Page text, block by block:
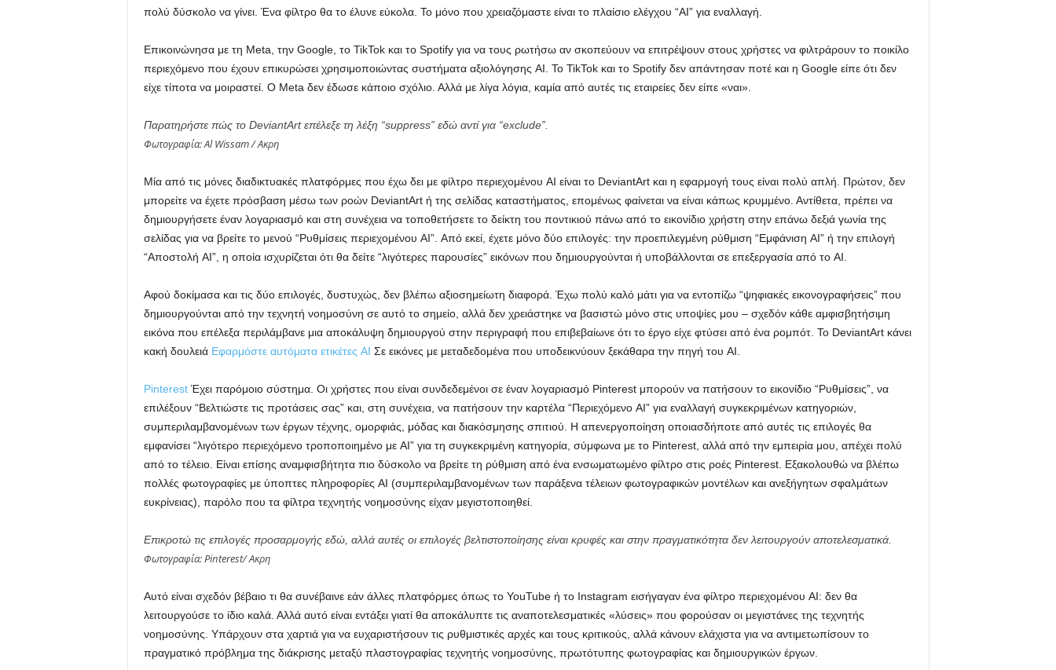
πολύ δύσκολο να γίνει. Ένα φίλτρο θα το έλυνε εύκολα. Το μόνο που χρειαζόμαστε είναι το πλαίσιο ελέγχου “AI” για εναλλαγή.
Επικοινώνησα με τη Meta, την Google, το TikTok και το Spotify για να τους ρωτήσω αν σκοπεύουν να επιτρέψουν στους χρήστες να φιλτράρουν το ποικίλο
περιεχόμενο που έχουν επικυρώσει χρησιμοποιώντας συστήματα αξιολόγησης AI. Το TikTok και το Spotify δεν απάντησαν ποτέ και η Google είπε ότι δεν
είχε τίποτα να μοιραστεί. Ο Meta δεν έδωσε κάποιο σχόλιο. Αλλά με λίγα λόγια, καμία από αυτές τις εταιρείες δεν είπε «ναι».
Παρατηρήστε πώς το DeviantArt επέλεξε τη λέξη “suppress” εδώ αντί για “exclude”.
Φωτογραφία: Al Wissam /Ακρη
Μία από τις μόνες διαδικτυακές πλατφόρμες που έχω δει με φίλτρο περιεχομένου AI είναι το DeviantArt και η εφαρμογή τους είναι πολύ απλή. Πρώτον, δεν
μπορείτε να έχετε πρόσβαση μέσω των ροών DeviantArt ή της σελίδας καταστήματος, επομένως φαίνεται να είναι κάπως κρυμμένο. Αντίθετα, πρέπει να
δημιουργήσετε έναν λογαριασμό και στη συνέχεια να τοποθετήσετε το δείκτη του ποντικιού πάνω από το εικονίδιο χρήστη στην επάνω δεξιά γωνία της
σελίδας για να βρείτε το μενού “Ρυθμίσεις περιεχομένου AI”. Από εκεί, έχετε μόνο δύο επιλογές: την προεπιλεγμένη ρύθμιση “Εμφάνιση AI” ή την επιλογή
“Αποστολή AI”, η οποία ισχυρίζεται ότι θα δείτε “λιγότερες παρουσίες” εικόνων που δημιουργούνται ή υποβάλλονται σε επεξεργασία από το AI.
Αφού δοκίμασα και τις δύο επιλογές, δυστυχώς, δεν βλέπω αξιοσημείωτη διαφορά. Έχω πολύ καλό μάτι για να εντοπίζω “ψηφιακές εικονογραφήσεις” που
δημιουργούνται από την τεχνητή νοημοσύνη σε αυτό το σημείο, αλλά δεν χρειάστηκε να βασιστώ μόνο στις υποψίες μου – σχεδόν κάθε αμφισβητήσιμη
εικόνα που επέλεξα περιλάμβανε μια αποκάλυψη δημιουργού στην περιγραφή που επιβεβαίωνε ότι το έργο είχε φτύσει από ένα ρομπότ. Το DeviantArt κάνει
κακή δουλειά Εφαρμόστε αυτόματα ετικέτες AI Σε εικόνες με μεταδεδομένα που υποδεικνύουν ξεκάθαρα την πηγή του AI.
PinterestΈχει παρόμοιο σύστημα. Οι χρήστες που είναι συνδεδεμένοι σε έναν λογαριασμό Pinterest μπορούν να πατήσουν το εικονίδιο “Ρυθμίσεις”, να
επιλέξουν “Βελτιώστε τις προτάσεις σας” και, στη συνέχεια, να πατήσουν την καρτέλα “Περιεχόμενο AI” για εναλλαγή συγκεκριμένων κατηγοριών,
συμπεριλαμβανομένων των έργων τέχνης, ομορφιάς, μόδας και διακόσμησης σπιτιού. Η απενεργοποίηση οποιασδήποτε από αυτές τις επιλογές θα
εμφανίσει “λιγότερο περιεχόμενο τροποποιημένο με AI” για τη συγκεκριμένη κατηγορία, σύμφωνα με το Pinterest, αλλά από την εμπειρία μου, απέχει πολύ
από το τέλειο. Είναι επίσης αναμφισβήτητα πιο δύσκολο να βρείτε τη ρύθμιση από ένα ενσωματωμένο φίλτρο στις ροές Pinterest. Εξακολουθώ να βλέπω
πολλές φωτογραφίες με ύποπτες πληροφορίες AI (συμπεριλαμβανομένων των παράξενα τέλειων φωτογραφικών μοντέλων και ανεξήγητων σφαλμάτων
ευκρίνειας), παρόλο που τα φίλτρα τεχνητής νοημοσύνης είχαν μεγιστοποιηθεί.
Επικροτώ τις επιλογές προσαρμογής εδώ, αλλά αυτές οι επιλογές βελτιστοποίησης είναι κρυφές και στην πραγματικότητα δεν λειτουργούν αποτελεσματικά.
Φωτογραφία: Pinterest/Ακρη
Αυτό είναι σχεδόν βέβαιο τι θα συνέβαινε εάν άλλες πλατφόρμες όπως το YouTube ή το Instagram εισήγαγαν ένα φίλτρο περιεχομένου AI: δεν θα
λειτουργούσε το ίδιο καλά. Αλλά αυτό είναι εντάξει γιατί θα αποκάλυπτε τις αναποτελεσματικές «λύσεις» που φορούσαν οι μεγιστάνες της τεχνητής
νοημοσύνης. Υπάρχουν στα χαρτιά για να ευχαριστήσουν τις ρυθμιστικές αρχές και τους κριτικούς, αλλά κάνουν ελάχιστα για να αντιμετωπίσουν το
πραγματικό πρόβλημα της διάκρισης μεταξύ πλαστογραφίας τεχνητής νοημοσύνης, πρωτότυπης φωτογραφίας και δημιουργικών έργων.